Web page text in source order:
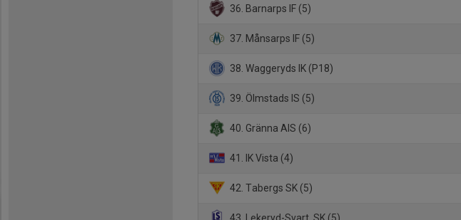
36. Barnarps IF (5)
37. Månsarps IF (5)
38. Waggeryds IK (P18)
39. Ölmstads IS (5)
40. Gränna AIS (6)
41. IK Vista (4)
42. Tabergs SK (5)
43. Lekeryd-Svart. SK (5)